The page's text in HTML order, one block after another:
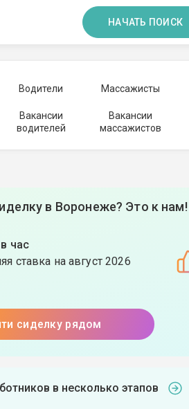
НАЧАТЬ ПОИСК
Водители Массажисты
Вакансии
водителей
Вакансии
массажистов
в Воронеже? Это к нам!
час
ставка на август 2026
сиделку рядом
в несколько этапов